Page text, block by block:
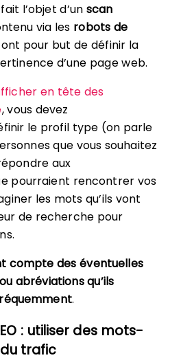
l’objet d’un scan
via les robots de
ont pour but de définir la
d’une page web.
en tête des
, vous devez
le profil type (on parle
que vous souhaitez
aux
pourraient rencontrer vos
les mots qu’ils vont
de recherche pour
compte des éventuelles
abréviations qu’ils
.
: utiliser des mots-
trafic